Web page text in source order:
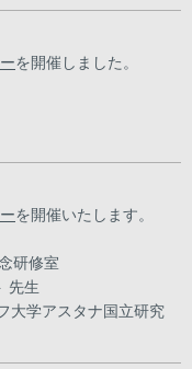
を開催しました。
を開催いたします。
研修室
先生
学アスタナ国立研究